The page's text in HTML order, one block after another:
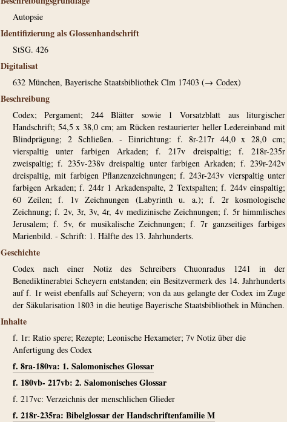
Autopsie
Identifizierung als Glossenhandschrift
StSG. 426
Digitalisat
632 München, Bayerische Staatsbibliothek Clm 17403 (→ Codex)
Beschreibung
Codex; Pergament; 244 Blätter sowie 1 Vorsatzblatt aus liturgischer
Handschrift; 54,5 x 38,0 cm; am Rücken restaurierter heller Ledereinband mit
Blindprägung; 2 Schließen. - Einrichtung: f. 8r-217r 44,0 x 28,0 cm;
vierspaltig unter farbigen Arkaden; f. 217v dreispaltig; f. 218r-235r
zweispaltig; f. 235v-238v dreispaltig unter farbigen Arkaden; f. 239r-242v
dreispaltig, mit farbigen Pflanzenzeichnungen; f. 243r-243v vierspaltig unter
farbigen Arkaden; f. 244r 1 Arkadenspalte, 2 Textspalten; f. 244v einspaltig;
60 Zeilen; f. 1v Zeichnungen (Labyrinth u. a.); f. 2r kosmologische
Zeichnung; f. 2v, 3r, 3v, 4r, 4v medizinische Zeichnungen; f. 5r himmlisches
Jerusalem; f. 5v, 6r musikalische Zeichnungen; f. 7r ganzseitiges farbiges
Marienbild. - Schrift: 1. Hälfte des 13. Jahrhunderts.
Geschichte
Codex nach einer Notiz des Schreibers Chuonradus 1241 in der
Benediktinerabtei Scheyern entstanden; ein Besitzvermerk des 14. Jahrhunderts
auf f. 1r weist ebenfalls auf Scheyern; von da aus gelangte der Codex im Zuge
der Säkularisation 1803 in die heutige Bayerische Staatsbibliothek in München.
Inhalte
f. 1r: Ratio spere; Rezepte; Leonische Hexameter; 7v Notiz über die
Anfertigung des Codex
f. 8ra-180va: 1. Salomonisches Glossar
f. 180vb- 217vb: 2. Salomonisches Glossar
f. 217vc: Verzeichnis der menschlichen Glieder
f. 218r-235ra: Bibelglossar der Handschriftenfamilie M